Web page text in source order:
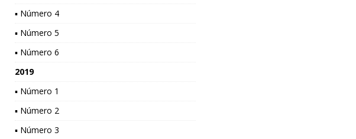
▪ Número 4
▪ Número 5
▪ Número 6
2019
▪ Número 1
▪ Número 2
▪ Número 3